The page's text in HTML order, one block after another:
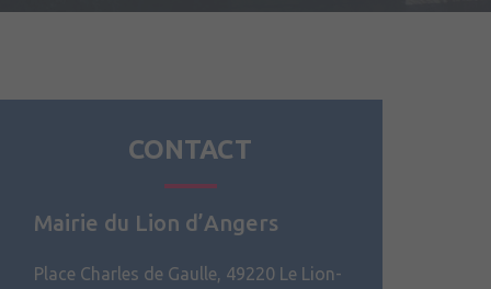
CONTACT
Mairie du Lion d’Angers
Place Charles de Gaulle, 49220 Le Lion-